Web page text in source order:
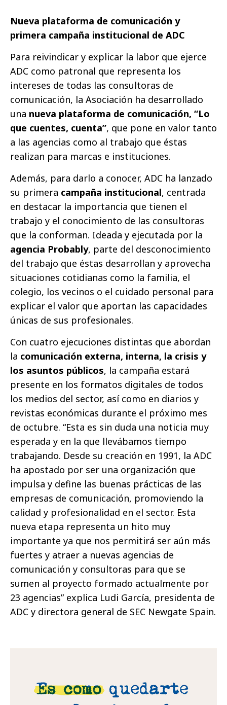
Nueva plataforma de comunicación y
primera campaña institucional de ADC
Para reivindicar y explicar la labor que ejerce
ADC como patronal que representa los
intereses de todas las consultoras de
comunicación, la Asociación ha desarrollado
una nueva plataforma de comunicación, “Lo
que cuentes, cuenta”, que pone en valor tanto
a las agencias como al trabajo que éstas
realizan para marcas e instituciones.
Además, para darlo a conocer, ADC ha lanzado
su primera campaña institucional, centrada
en destacar la importancia que tienen el
trabajo y el conocimiento de las consultoras
que la conforman. Ideada y ejecutada por la
agencia Probably, parte del desconocimiento
del trabajo que éstas desarrollan y aprovecha
situaciones cotidianas como la familia, el
colegio, los vecinos o el cuidado personal para
explicar el valor que aportan las capacidades
únicas de sus profesionales.
Con cuatro ejecuciones distintas que abordan
la comunicación externa, interna, la crisis y
los asuntos públicos, la campaña estará
presente en los formatos digitales de todos
los medios del sector, así como en diarios y
revistas económicas durante el próximo mes
de octubre. “Esta es sin duda una noticia muy
esperada y en la que llevábamos tiempo
trabajando. Desde su creación en 1991, la ADC
ha apostado por ser una organización que
impulsa y define las buenas prácticas de las
empresas de comunicación, promoviendo la
calidad y profesionalidad en el sector. Esta
nueva etapa representa un hito muy
importante ya que nos permitirá ser aún más
fuertes y atraer a nuevas agencias de
comunicación y consultoras para que se
sumen al proyecto formado actualmente por
23 agencias” explica Ludi García, presidenta de
ADC y directora general de SEC Newgate Spain.